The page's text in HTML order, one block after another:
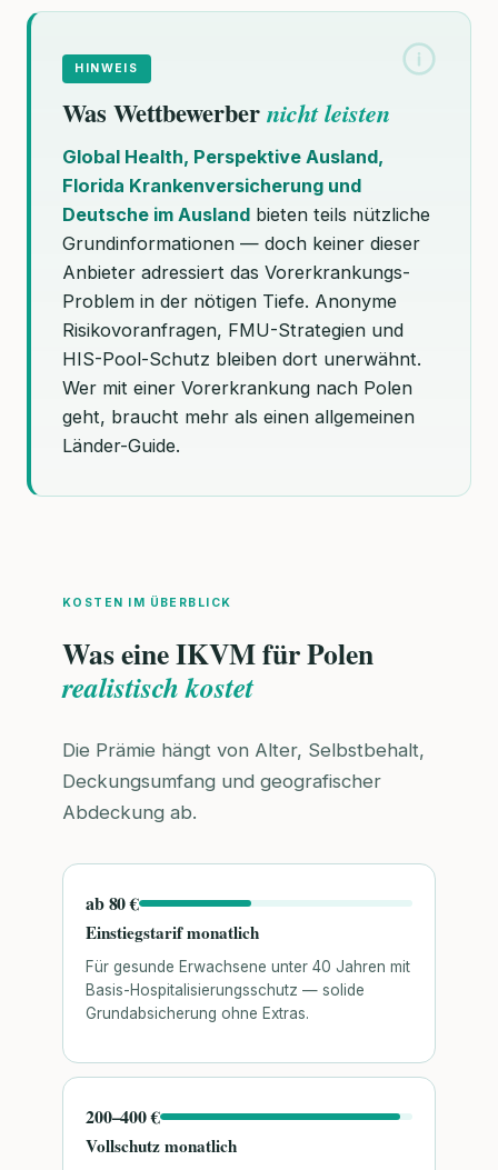
HINWEIS
Was Wettbewerbernicht leisten
Global Health, Perspektive Ausland,
Florida Krankenversicherung und
Deutsche im Ausland bieten teils nützliche
Grundinformationen — doch keiner dieser
Anbieter adressiert das Vorerkrankungs-
Problem in der nötigen Tiefe. Anonyme
Risikovoranfragen, FMU-Strategien und
HIS-Pool-Schutz bleiben dort unerwähnt.
Wer mit einer Vorerkrankung nach Polen
geht, braucht mehr als einen allgemeinen
Länder-Guide.
KOSTEN IM ÜBERBLICK
Was eine IKVM für Polen
realistisch kostet
Die Prämie hängt von Alter, Selbstbehalt,
Deckungsumfang und geografischer
Abdeckung ab.
ab 80 €
Einstiegstarif monatlich
Für gesunde Erwachsene unter 40 Jahren mit
Basis-Hospitalisierungsschutz — solide
Grundabsicherung ohne Extras.
200–400 €
Vollschutz monatlich